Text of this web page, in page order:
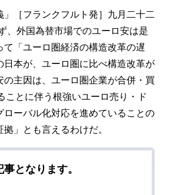
［フランクフルト発］九月二十二
、外国為替市場でのユーロ安は是
「ユーロ圏経済の構造改革の遅
本が、ユーロ圏に比べ構造改革が
主因は、ユーロ圏企業が合併・買
ことに伴う根強いユーロ売り・ド
ーバル化対応を進めていることの
」とも言えるわけだ。
となります。